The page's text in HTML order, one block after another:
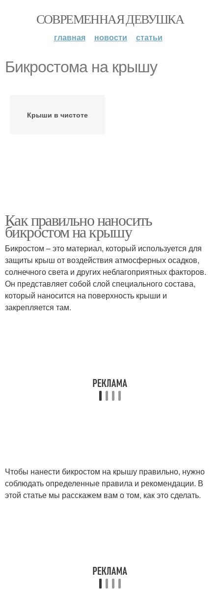
СОВРЕМЕННАЯ ДЕВУШКА
главная новости статьи
Бикростома на крышу
Крыши в чистоте
Как правильно наносить
бикростом на крышу
Бикростом – это материал, который используется для
защиты крыш от воздействия атмосферных осадков,
солнечного света и других неблагоприятных факторов.
Он представляет собой слой специального состава,
который наносится на поверхность крыши и
закрепляется там.
Чтобы нанести бикростом на крышу правильно, нужно
соблюдать определенные правила и рекомендации. В
этой статье мы расскажем вам о том, как это сделать.